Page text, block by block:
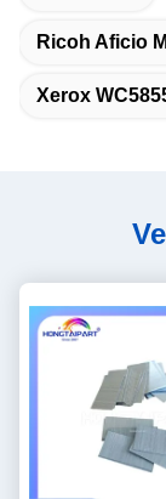
Ricoh Aficio
Xerox